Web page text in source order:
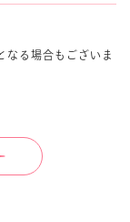
なる場合もございま